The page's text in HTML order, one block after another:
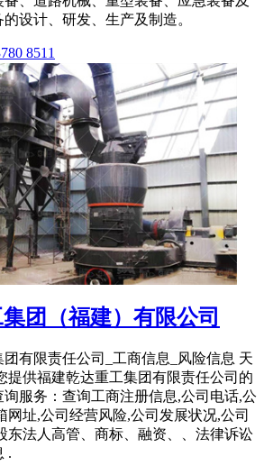
设计、研发、生产及制造。
8511
团（福建）有限公司
有限责任公司_工商信息_风险信息 天
提供福建乾达重工集团有限责任公司的
服务：查询工商注册信息,公司电话,公
网址,公司经营风险,公司发展状况,公司
东法人高管、商标、融资、、法律诉讼
.